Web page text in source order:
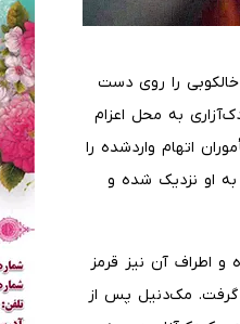
را روی دست
به محل اعزام
اتهام واردشده را
او نزدیک شده و
اطراف آن نیز قرمز
گرفت. مک‌دنیل پس از